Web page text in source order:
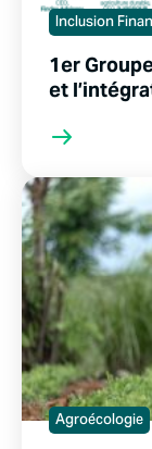
Inclusion
1er
et
Agroécologie